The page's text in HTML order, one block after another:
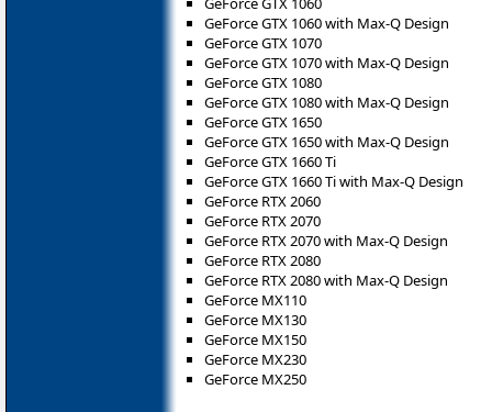
GeForce GTX 1060 with Max-Q Design
GeForce GTX 1070
GeForce GTX 1070 with Max-Q Design
GeForce GTX 1080
GeForce GTX 1080 with Max-Q Design
GeForce GTX 1650
GeForce GTX 1650 with Max-Q Design
GeForce GTX 1660 Ti
GeForce GTX 1660 Ti with Max-Q Design
GeForce RTX 2060
GeForce RTX 2070
GeForce RTX 2070 with Max-Q Design
GeForce RTX 2080
GeForce RTX 2080 with Max-Q Design
GeForce MX110
GeForce MX130
GeForce MX150
GeForce MX230
GeForce MX250